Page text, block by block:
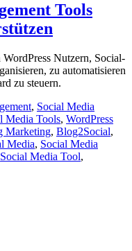
Tools
Nutzern, Social-
zu automatisieren
zu steuern.
, Social Media
Media Tools, WordPress
Marketing, Blog2Social,
Media, Social Media
Social Media Tool,